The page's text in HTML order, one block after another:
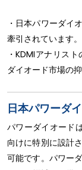
・日本パワーダイ
牽引されています。
・KDMIアナリス
ダイオード市場の
日本パワーダ
パワーダイオード
向けに特別に設計
可能です。パワー